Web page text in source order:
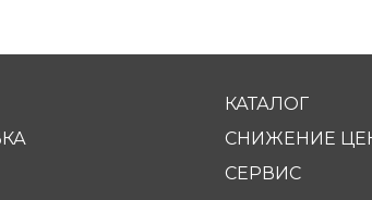
КАТАЛОГ
СНИЖЕНИЕ
СЕРВИС